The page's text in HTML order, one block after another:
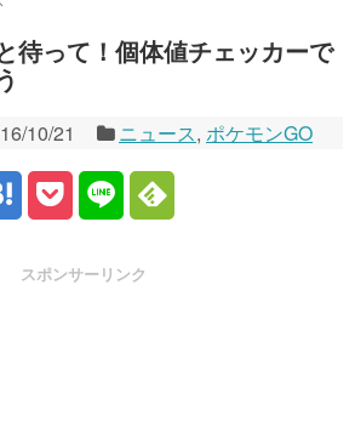
待って！個体値チェッカーで
10/21 ニュース,ポケモンGO
スポンサーリンク